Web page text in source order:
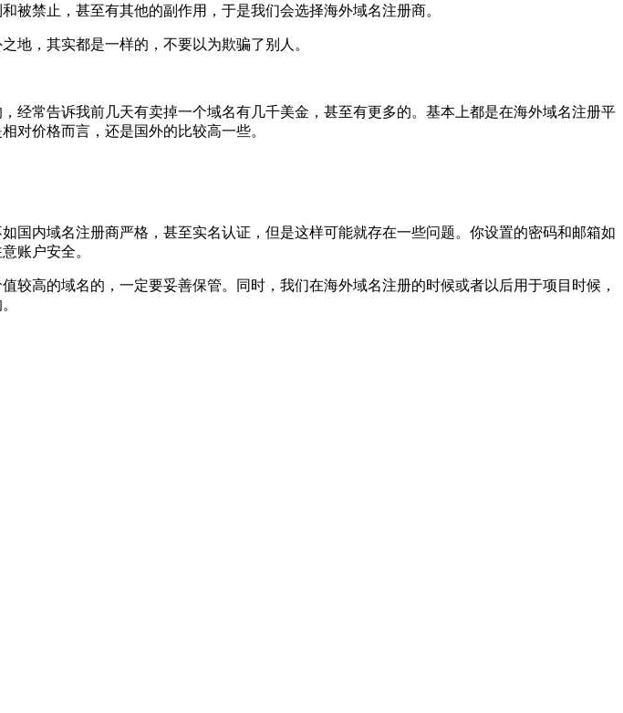
被禁止，甚至有其他的副作用，于是我们会选择海外域名注册商。
地，其实都是一样的，不要以为欺骗了别人。
经常告诉我前几天有卖掉一个域名有几千美金，甚至有更多的。基本上都是在海外域名注册平
对价格而言，还是国外的比较高一些。
内域名注册商严格，甚至实名认证，但是这样可能就存在一些问题。你设置的密码和邮箱如
账户安全。
高的域名的，一定要妥善保管。同时，我们在海外域名注册的时候或者以后用于项目时候，